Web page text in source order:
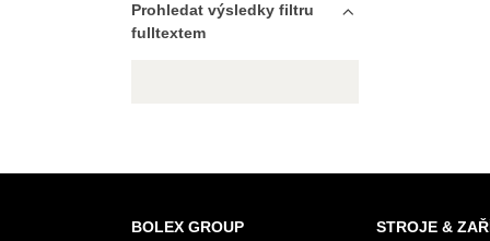
Prohledat výsledky filtru
fulltextem
BOLEX GROUP STROJE &